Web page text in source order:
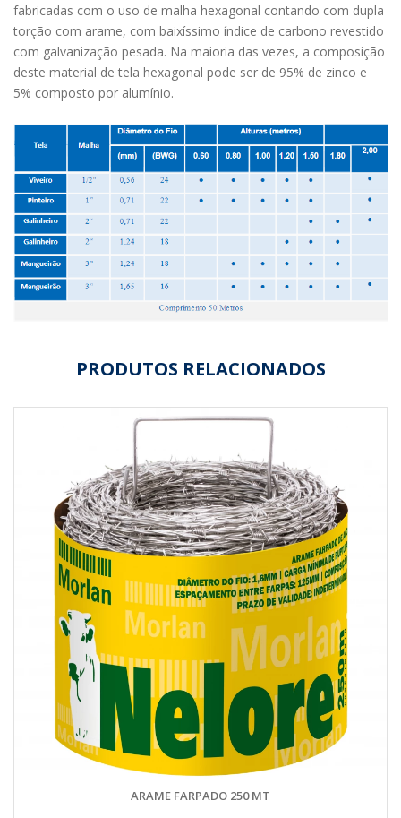
fabricadas com o uso de malha hexagonal contando com dupla
torção com arame, com baixíssimo índice de carbono revestido
com galvanização pesada. Na maioria das vezes, a composição
deste material de tela hexagonal pode ser de 95% de zinco e
5% composto por alumínio.
PRODUTOS RELACIONADOS
ARAME FARPADO 250 MT